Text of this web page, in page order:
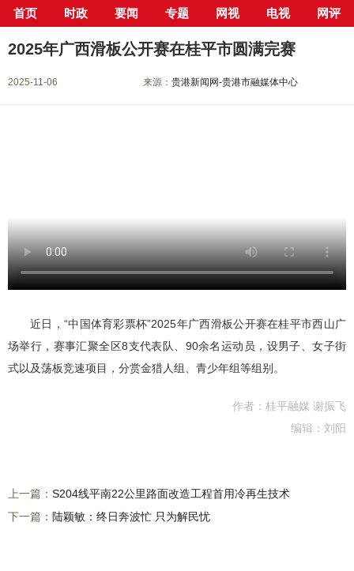
首页 时政 要闻 专题 网视 电视 网评
当前位置： 首页> 新闻中心> 电视新闻点播 > 正文
2025年广西滑板公开赛在桂平市圆满完赛
2025-11-06 来源：贵港新闻网-贵港市融媒体中心
近日，“中国体育彩票杯”2025年广西滑板公开赛在桂平市西山广
场举行，赛事汇聚全区8支代表队、90余名运动员，设男子、女子街
式以及荡板竞速项目，分赏金猎人组、青少年组等组别。
作者：桂平融媒 谢振飞
编辑：刘阳
上一篇： S204线平南22公里路面改造工程首用冷再生技术
下一篇： 陆颖敏：终日奔波忙 只为解民忧